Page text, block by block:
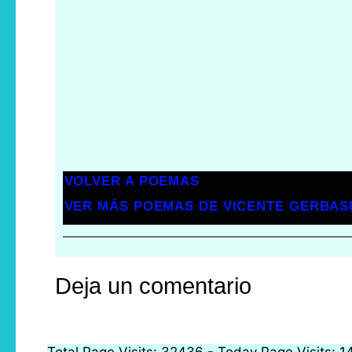
VOLVER A POEMAS
VER MÁS POEMAS DE VICENTE
Deja un comentario